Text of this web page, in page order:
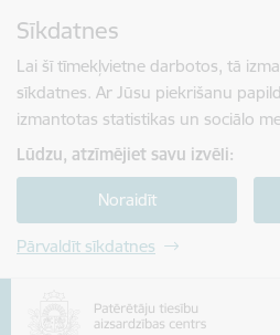
Sīkdatnes
Lai šī tīmekļvietne darbotos, tā
sīkdatnes. Ar Jūsu piekrišanu
izmantotas statistikas un sociālo
Lūdzu, atzīmējiet savu izvēli:
Noraidīt
Pārvaldīt sīkdatnes